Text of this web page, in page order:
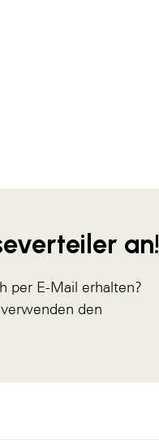
an!
per E-Mail erhalten?
den